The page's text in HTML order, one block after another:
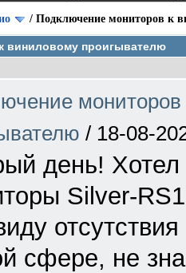
/ Подключение мониторов к
виниловому проигывателю
/ 18-08-
день! Хотел
Silver-
сфере, не